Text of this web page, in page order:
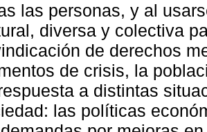
las personas, y al
diversa y colectiva
de derechos
de crisis, la
a distintas
las políticas